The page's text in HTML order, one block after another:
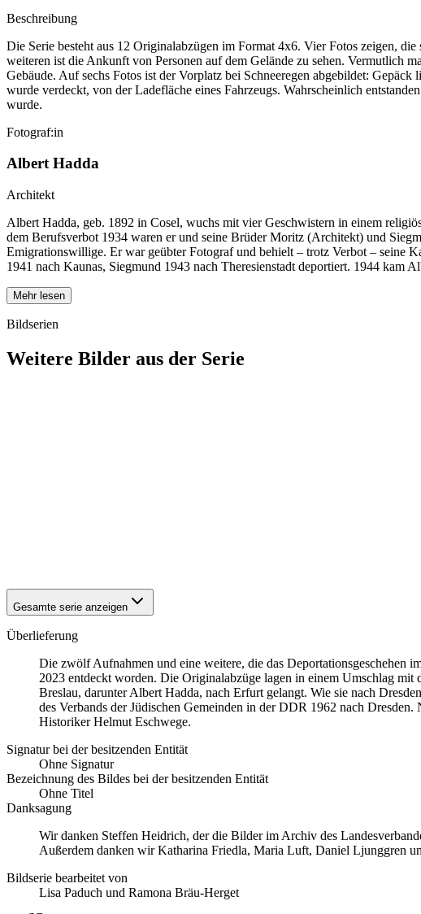
Beschreibung
Die Serie besteht aus 12 Originalabzügen im Format 4x6. Vier Fotos zeigen,
weiteren ist die Ankunft von Personen auf dem Gelände zu sehen. Vermutlich
Gebäude. Auf sechs Fotos ist der Vorplatz bei Schneeregen abgebildet:
wurde verdeckt, von der Ladefläche eines Fahrzeugs. Wahrscheinlich
wurde.
Fotograf:in
Albert Hadda
Architekt
Albert Hadda, geb. 1892 in Cosel, wuchs mit vier Geschwistern in einem
dem Berufsverbot 1934 waren er und seine Brüder Moritz (Architekt) und
Emigrationswillige. Er war geübter Fotograf und behielt – trotz Verbot – seine
1941 nach Kaunas, Siegmund 1943 nach Theresienstadt deportiert. 1944 kam
Mehr lesen
Bildserien
Weitere Bilder aus der Serie
Gesamte serie anzeigen
Überlieferung
Die zwölf Aufnahmen und eine weitere, die das Deportationsgeschehen
2023 entdeckt worden. Die Originalabzüge lagen in einem Umschlag
Breslau, darunter Albert Hadda, nach Erfurt gelangt. Wie sie nach
des Verbands der Jüdischen Gemeinden in der DDR 1962 nach
Historiker Helmut Eschwege.
Signatur bei der besitzenden Entität
Ohne Signatur
Bezeichnung des Bildes bei der besitzenden Entität
Ohne Titel
Danksagung
Wir danken Steffen Heidrich, der die Bilder im Archiv des
Außerdem danken wir Katharina Friedla, Maria Luft, Daniel Ljunggren
Bildserie bearbeitet von
Lisa Paduch und Ramona Bräu-Herget